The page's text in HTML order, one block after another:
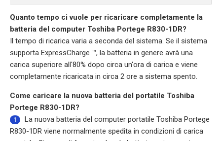
Quanto tempo ci vuole per ricaricare completamente la
batteria del computer Toshiba Portege R830-1DR?
Il tempo di ricarica varia a seconda del sistema. Se il sistema
supporta ExpressCharge ™, la batteria in genere avrà una
carica superiore all'80% dopo circa un'ora di carica e viene
completamente ricaricata in circa 2 ore a sistema spento.
Come caricare la nuova batteria del portatile Toshiba
Portege R830-1DR?
1 La nuova batteria del computer portatile Toshiba Portege
R830-1DR viene normalmente spedita in condizioni di carica